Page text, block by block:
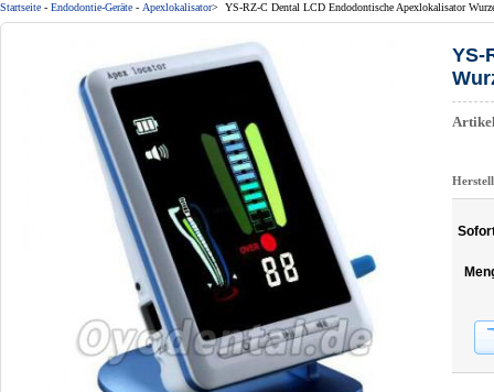
Startseite - Endodontie-Geräte - Apexlokalisator> YS-RZ-C Dental LCD Endodontische Apexlokalisator
YS-